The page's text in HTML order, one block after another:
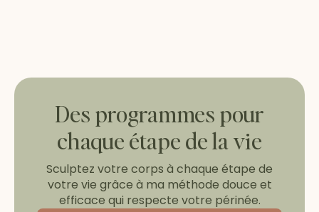
Des programmes pour
chaque étape de la vie
Sculptez votre corps à chaque étape de
votre vie grâce à ma méthode douce et
efficace qui respecte votre périnée.